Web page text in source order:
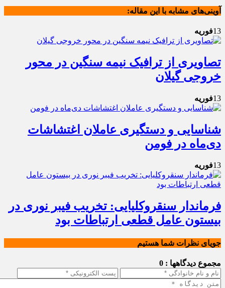
آوینی‌های مشابه با این مقاله:
13فوریه
تصاویری از ترافیک نیمه سنگین در محور
خروجی گیلان
13فوریه
شناسایی و دستگیری عاملان اغتشاشات
دی‌ماه در فومن
13فوریه
فرماندار سنقروکلیایی: تخریب فیبر نوری در
بیستون عامل قطعی ارتباطات بود
جویای نظرات شما هستیم
مجموع دیدگاهها : 0